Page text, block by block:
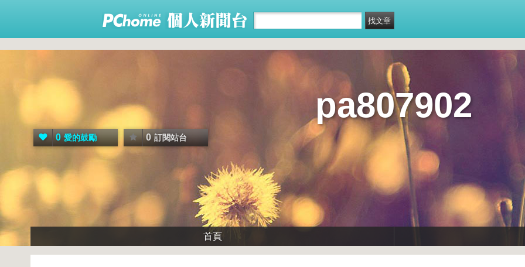
pa807902
0 愛的鼓勵 0 訂閱站台
首頁